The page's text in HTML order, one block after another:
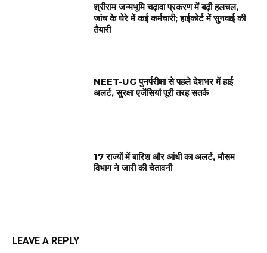
श्रीराम जन्मभूमि चढ़ावा प्रकरण में बढ़ी हलचल,
जांच के घेरे में कई कर्मचारी; हाईकोर्ट में सुनवाई की
तैयारी
NEET-UG पुनर्परीक्षा से पहले देशभर में हाई
अलर्ट, सुरक्षा एजेंसियां पूरी तरह सतर्क
17 राज्यों में बारिश और आंधी का अलर्ट, मौसम
विभाग ने जारी की चेतावनी
LEAVE A REPLY